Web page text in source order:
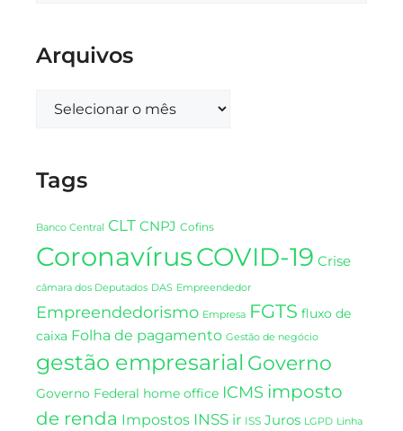
Arquivos
Tags
Banco Central CLT CNPJ Cofins
CoronavírusCOVID-19 Crise
câmara dos Deputados DAS Empreendedor
Empreendedorismo Empresa FGTS fluxo de
caixa Folha de pagamento Gestão de negócio
gestão empresarial Governo
Governo Federal home office ICMS imposto
de renda Impostos INSS ir ISS Juros LGPD Linha